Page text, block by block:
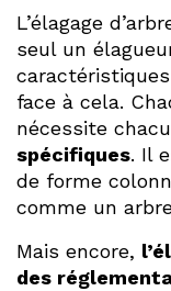
L’élagage
seul un
face à cela.
nécessite
spécifiques. Il
de forme
comme un
Mais encore,
des